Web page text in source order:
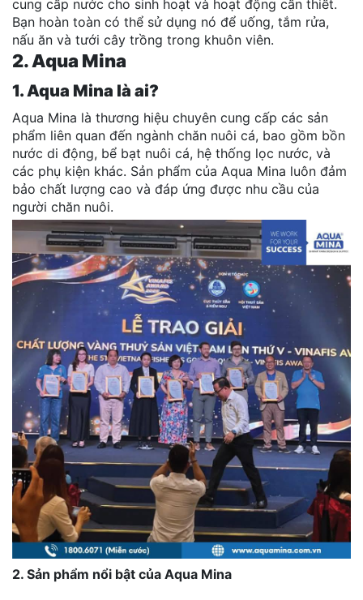
cung cấp nước cho sinh hoạt và hoạt động cần thiết.
Bạn hoàn toàn có thể sử dụng nó để uống, tắm rửa,
nấu ăn và tưới cây trồng trong khuôn viên.
2. Aqua Mina
1. Aqua Mina là ai?
Aqua Mina là thương hiệu chuyên cung cấp các sản
phẩm liên quan đến ngành chăn nuôi cá, bao gồm bồn
nước di động, bể bạt nuôi cá, hệ thống lọc nước, và
các phụ kiện khác. Sản phẩm của Aqua Mina luôn đảm
bảo chất lượng cao và đáp ứng được nhu cầu của
người chăn nuôi.
2. Sản phẩm nổi bật của Aqua Mina